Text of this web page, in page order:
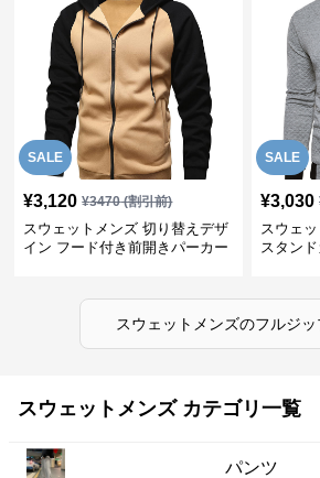
SALE
¥3,120 ¥3470(割引前)
スウェットメンズ 切り替えデザ
イン フード付き前開きパーカー
SALE
¥3,030
スウェ
スタン
スウェットメンズのフルジッ
スウェットメンズ カテゴリ一覧
パンツ